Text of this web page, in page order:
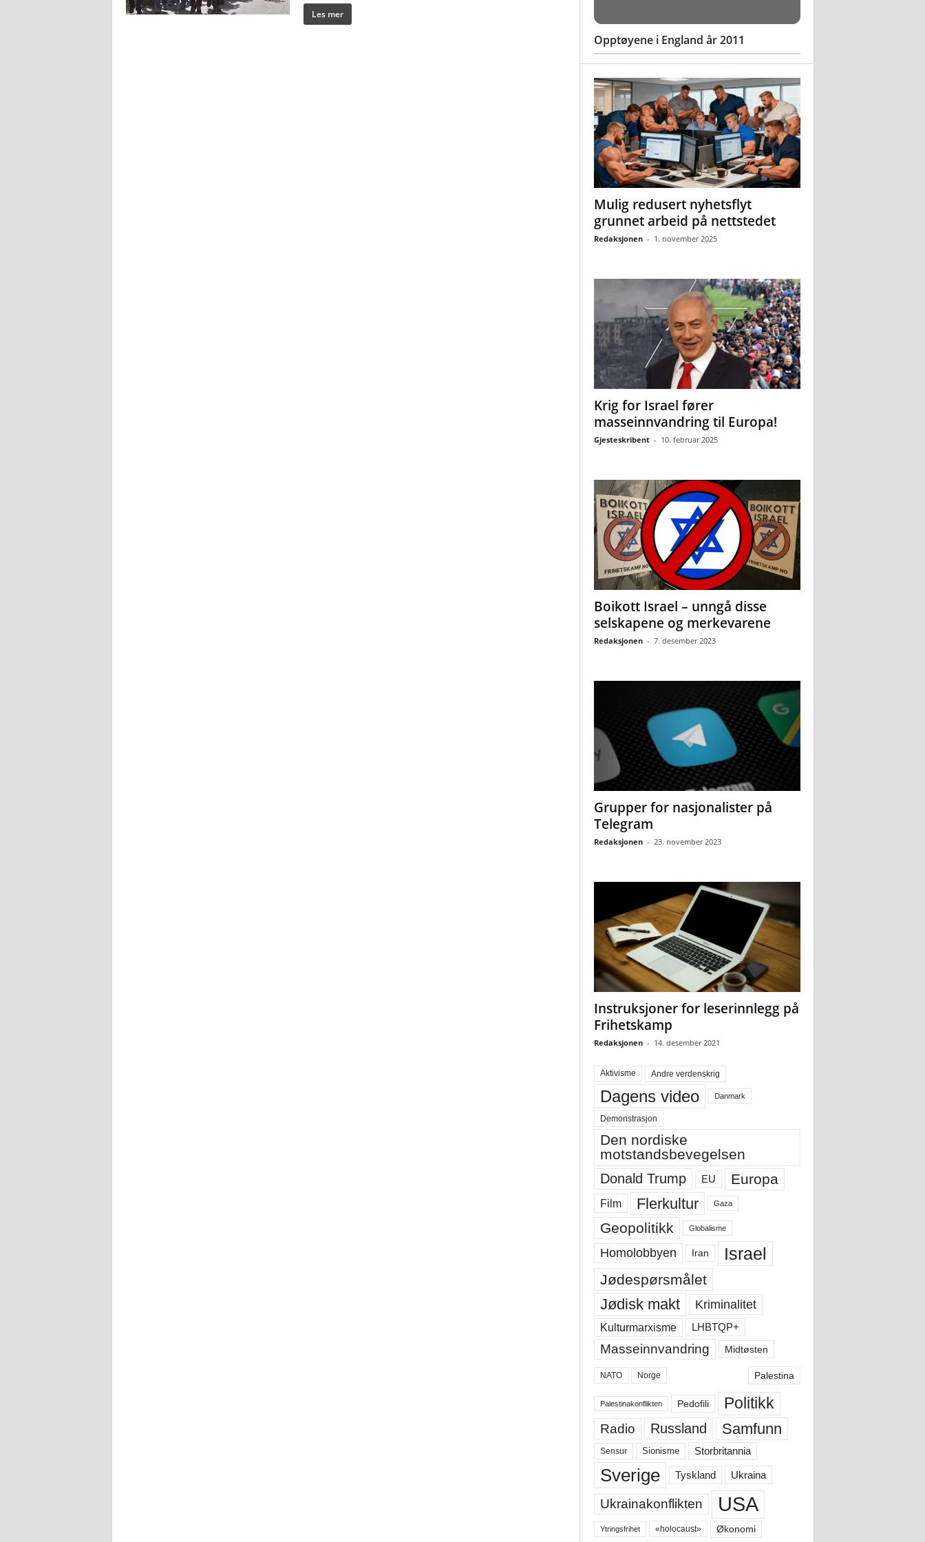
Les mer
Opptøyene i England år 2011
Mulig redusert nyhetsflyt
grunnet arbeid på nettstedet
Redaksjonen - 1. november 2025
Krig for Israel fører
masseinnvandring til Europa!
Gjesteskribent - 10. februar 2025
Boikott Israel – unngå disse
selskapene og merkevarene
Redaksjonen - 7. desember 2023
Grupper for nasjonalister på
Telegram
Redaksjonen - 23. november 2023
Instruksjoner for leserinnlegg på
Frihetskamp
Redaksjonen - 14. desember 2021
Aktivisme Andre verdenskrig
Dagens video Danmark
Demonstrasjon
Den nordiske
motstandsbevegelsen
Donald Trump EU Europa
Film Flerkultur Gaza
Geopolitikk Globalisme
Homolobbyen Iran Israel
Jødespørsmålet
Jødisk makt Kriminalitet
Kulturmarxisme LHBTQP+
Masseinnvandring Midtøsten
NATO Norge Palestina
Palestinakonflikten Pedofili Politikk
Radio Russland Samfunn
Sensur Sionisme Storbritannia
Sverige Tyskland Ukraina
Ukrainakonflikten USA
Ytringsfrihet «holocaust» Økonomi